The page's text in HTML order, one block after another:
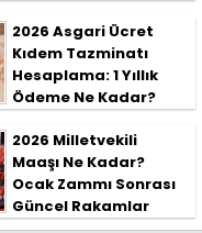
2026 Asgari Ücret
Kıdem Tazminatı
Hesaplama: 1 Yıllık
Ödeme Ne Kadar?
2026 Milletvekili
Maaşı Ne Kadar?
Ocak Zammı Sonrası
Güncel Rakamlar